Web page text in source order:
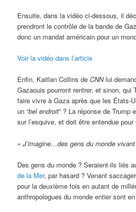
Ensuite, dans la vidéo ci-dessous, il
prendront le contrôle de la bande de
donc un mandat américain pour un
Voir la vidéo dans l’article
Enfin, Kaitlan Collins deCNNlui
Gazaouis pourront rentrer, et sinon, qui
faire vivre à Gaza après que les États-
un “bel endroit” ? La réponse de Trump
sur l’esquive, et doit être entendue
«J’imagine…des gens du monde
Des gens du monde ? Seraient-ils liés
de la Mer, par hasard ? Venant
pour la deuxième fois en autant de
anthropologues du monde entier sont